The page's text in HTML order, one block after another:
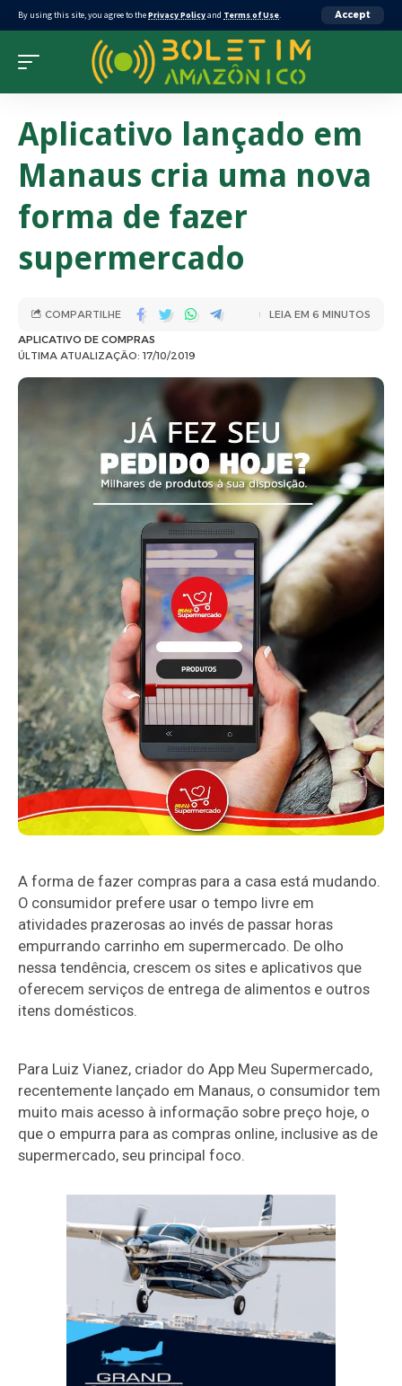
By using this site, you agree to thePrivacy Policyand Terms of Use. Accept
Aplicativo lançado em
Manaus cria uma nova
forma de fazer
supermercado
ÚLTIMA ATUALIZAÇÃO: 17/10/2019
APLICATIVO DE COMPRAS
COMPARTILHE LEIA EM 6 MINUTOS
A forma de fazer compras para a casa está mudando.
O consumidor prefere usar o tempo livre em
atividades prazerosas ao invés de passar horas
empurrando carrinho em supermercado. De olho
nessa tendência, crescem os sites e aplicativos que
oferecem serviços de entrega de alimentos e outros
itens domésticos.
Para Luiz Vianez, criador do App Meu Supermercado,
recentemente lançado em Manaus, o consumidor tem
muito mais acesso à informação sobre preço hoje, o
que o empurra para as compras online, inclusive as de
supermercado, seu principal foco.